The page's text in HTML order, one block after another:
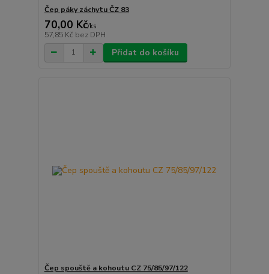
Čep páky záchytu ČZ 83
70,00 Kč/ks
57,85 Kč bez DPH
Přidat do košíku
Čep spouště a kohoutu CZ 75/85/97/122